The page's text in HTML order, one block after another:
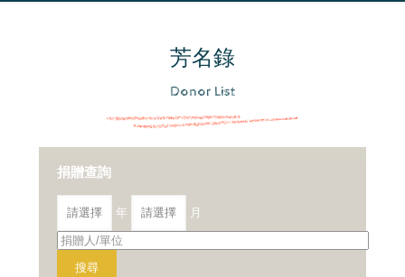
芳名錄
Donor List
捐贈查詢
年 月